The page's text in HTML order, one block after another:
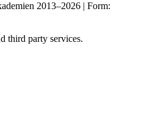
2013–2026 | Form:
third party services.